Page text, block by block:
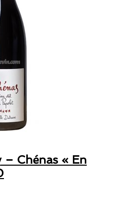
– Chénas « En